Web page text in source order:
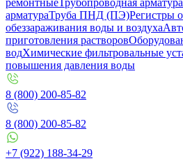
арматураТруба ПНД (ПЭ)Регистры
обеззараживания воды и воздуха
приготовления растворов
водХимические фильтровальные
повышения давления воды
8 (800) 200-85-82
8 (800) 200-85-82
+7 (922) 188-34-29